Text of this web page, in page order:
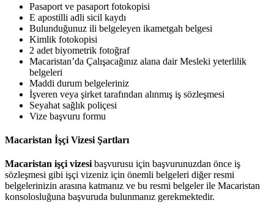
Pasaport ve pasaport fotokopisi
E apostilli adli sicil kaydı
Bulunduğunuz ili belgeleyen ikametgah belgesi
Kimlik fotokopisi
2 adet biyometrik fotoğraf
Macaristan’da Çalışacağınız alana dair Mesleki yeterlilik
belgeleri
Maddi durum belgeleriniz
İşveren veya şirket tarafından alınmış iş sözleşmesi
Seyahat sağlık poliçesi
Vize başvuru formu
Macaristan İşçi Vizesi Şartları
Macaristan işçi vizesi başvurusu için başvurunuzdan önce iş
sözleşmesi gibi işçi vizeniz için önemli belgeleri diğer resmi
belgelerinizin arasına katmanız ve bu resmi belgeler ile Macaristan
konsolosluğuna başvuruda bulunmanız gerekmektedir.